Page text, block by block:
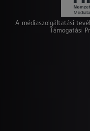
A médiaszolgáltatási
Támogatási